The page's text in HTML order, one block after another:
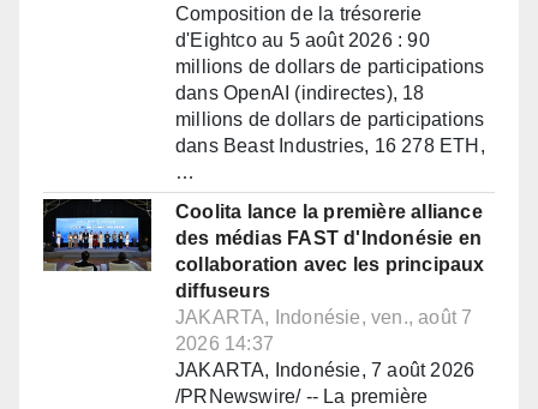
Composition de la trésorerie
d'Eightco au 5 août 2026 : 90
millions de dollars de participations
dans OpenAI (indirectes), 18
millions de dollars de participations
dans Beast Industries, 16 278 ETH,
…
Coolita lance la première alliance
des médias FAST d'Indonésie en
collaboration avec les principaux
diffuseurs
JAKARTA, Indonésie, ven., août 7
2026 14:37
JAKARTA, Indonésie, 7 août 2026
/PRNewswire/ -- La première